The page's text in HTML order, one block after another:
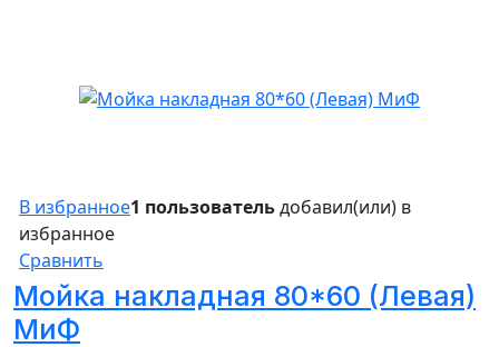
В избранное1 пользовательдобавил(или) в
избранное
Сравнить
Мойка накладная 80*60 (Левая)
МиФ